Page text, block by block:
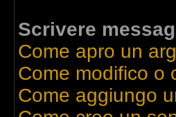
Scrivere
Come apro un
Come modifico o
Come aggiungo